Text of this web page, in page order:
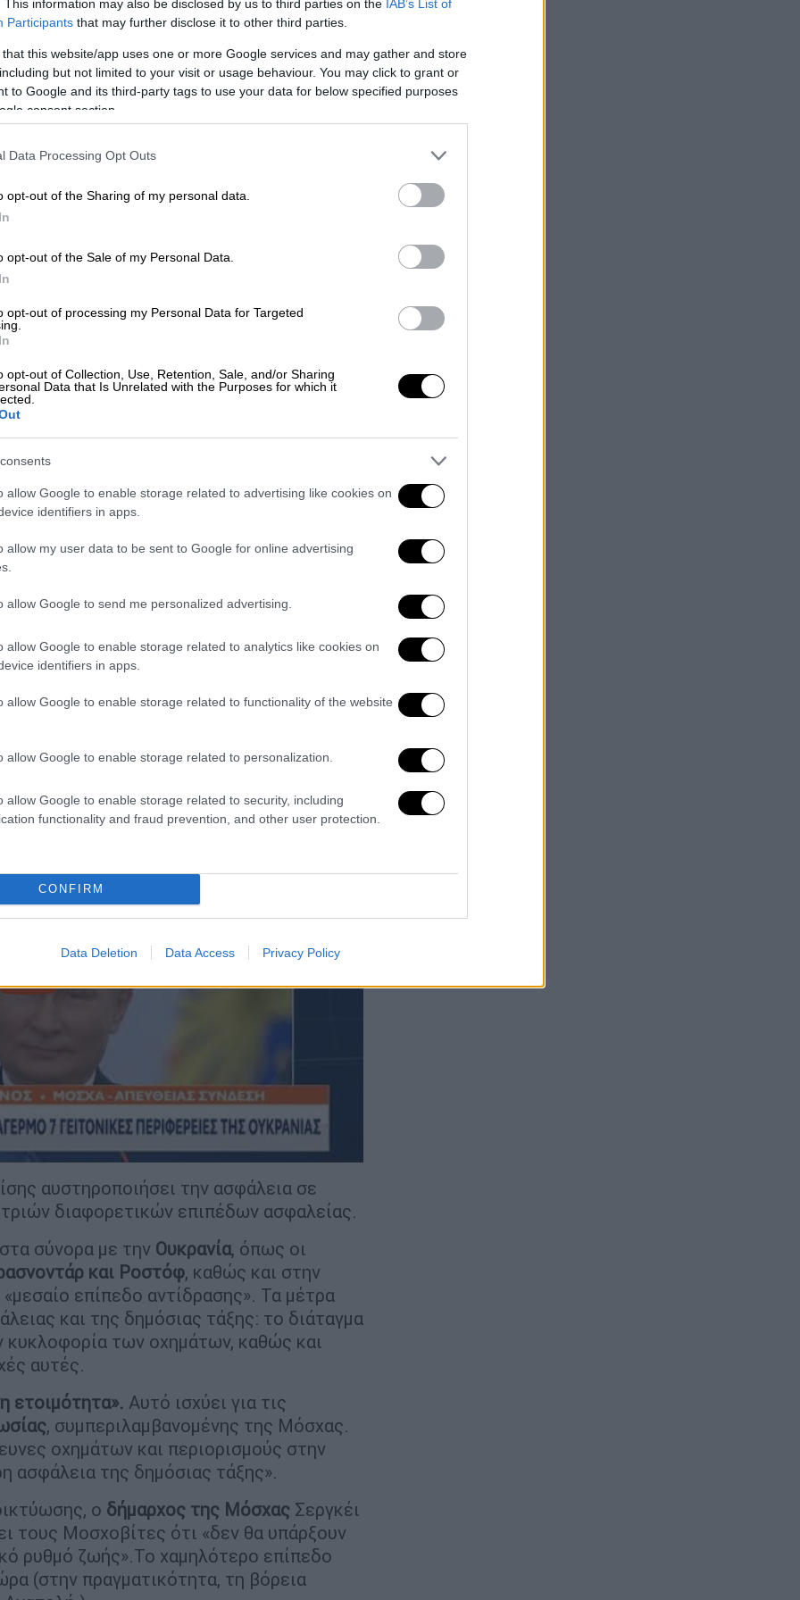
This information may also be disclosed by us to third parties on the IAB’s List of
Participants that may further disclose it to other third parties.
that this website/app uses one or more Google services and may gather and store
but not limited to your visit or usage behaviour. You may click to grant or
to Google and its third-party tags to use your data for below specified purposes
consent section.
Data Processing Opt Outs
opt-out of the Sharing of my personal data.
opt-out of the Sale of my Personal Data.
opt-out of processing my Personal Data for Targeted
opt-out of Collection, Use, Retention, Sale, and/or Sharing
Data that Is Unrelated with the Purposes for which it
allow Google to enable storage related to advertising like cookies on
identifiers in apps.
allow my user data to be sent to Google for online advertising
allow Google to send me personalized advertising.
allow Google to enable storage related to analytics like cookies on
identifiers in apps.
allow Google to enable storage related to functionality of the website
allow Google to enable storage related to personalization.
allow Google to enable storage related to security, including
functionality and fraud prevention, and other user protection.
CONFIRM
Data Deletion Data Access Privacy Policy
Είναι η αυστηρότερη ασφάλεια. Όχι μόνο
τη
«Τεταμένη η κατάσταση», λέει ο
«πολύ δύσκολη απόφαση»
περιφέρειες που
ότι έχει προσαρτήσει:Λούχανσκ,
υπάρχει, που θα κάνει εκεί: σίγουρα δεν
καταθέσουν τα όπλα τους. Το Κίεβο
εδάφη.
video
αυστηροποιήσει την ασφάλεια σε
διαφορετικών επιπέδων ασφαλείας.
σύνορα με την Ουκρανία, όπως οι
και Ροστόφ, καθώς και στην
επίπεδο αντίδρασης». Τα μέτρα
και της δημόσιας τάξης: το διάταγμα
κυκλοφορία των οχημάτων, καθώς και
αυτές.
ετοιμότητα». Αυτό ισχύει για τις
, συμπεριλαμβανομένης της Μόσχας.
οχημάτων και περιορισμούς στην
ασφάλεια της δημόσιας τάξης».
ο δήμαρχος της Μόσχας Σεργκέι
τους Μοσχοβίτες ότι «δεν θα υπάρξουν
ρυθμό ζωής».Το χαμηλότερο επίπεδο
(στην πραγματικότητα, τη βόρεια